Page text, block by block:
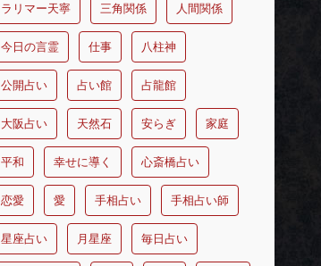
ラリマー天寧 三角関係 人間関係
今日の言霊 仕事 八柱神
公開占い 占い館 占龍館
大阪占い 天然石 安らぎ 家庭
平和 幸せに導く 心斎橋占い
恋愛 愛 手相占い 手相占い師
星座占い 月星座 毎日占い